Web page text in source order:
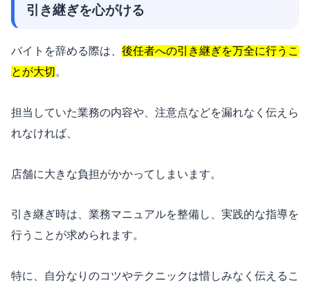
引き継ぎを心がける
バイトを辞める際は、 後任者への引き継ぎを万全に行うこ
とが大切。
担当していた業務の内容や、注意点などを漏れなく伝えら
れなければ、
店舗に大きな負担がかかってしまいます。
引き継ぎ時は、業務マニュアルを整備し、実践的な指導を
行うことが求められます。
特に、自分なりのコツやテクニックは惜しみなく伝えるこ